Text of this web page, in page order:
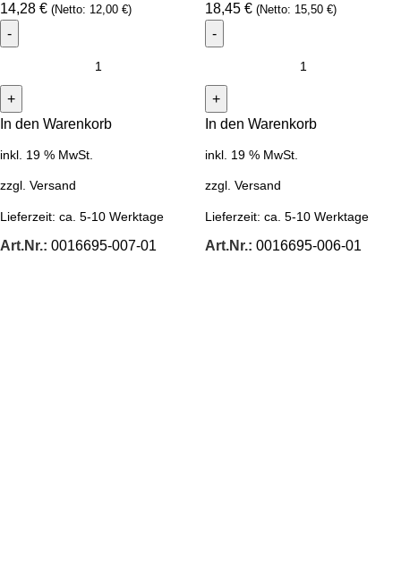
14,28 € (Netto: 12,00 €)
In den Warenkorb
inkl. 19 % MwSt.
zzgl. Versand
Lieferzeit: ca. 5-10 Werktage
Art.Nr.: 0016695-007-01
18,45 € (Netto: 15,50 €)
In den Warenkorb
inkl. 19 % MwSt.
zzgl. Versand
Lieferzeit: ca. 5-10 Werktage
Art.Nr.: 0016695-006-01